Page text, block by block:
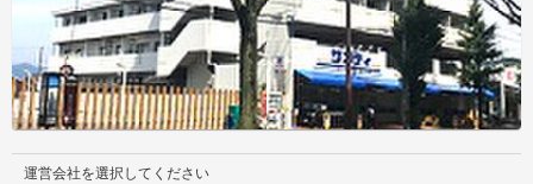
運営会社を選択してください